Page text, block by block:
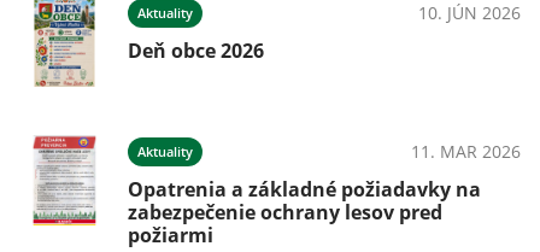
Aktuality 10. JÚN 2026
Deň obce 2026
Aktuality 11. MAR 2026
Opatrenia a základné požiadavky na
zabezpečenie ochrany lesov pred
požiarmi